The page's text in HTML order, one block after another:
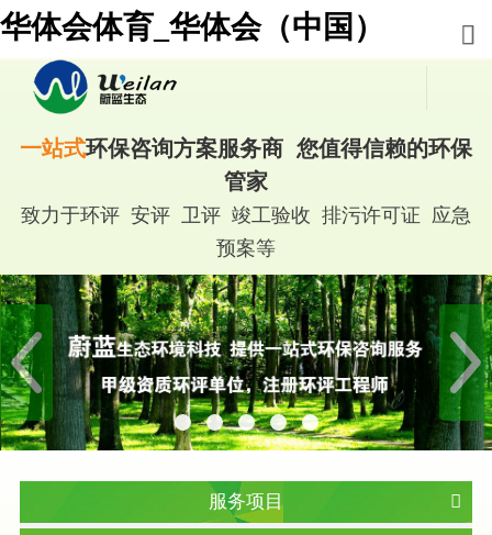
华体会体育_华体会（中国）
一站式环保咨询方案服务商 您值得信赖的环保
管家
致力于环评 安评 卫评 竣工验收 排污许可证 应急
预案等
服务项目